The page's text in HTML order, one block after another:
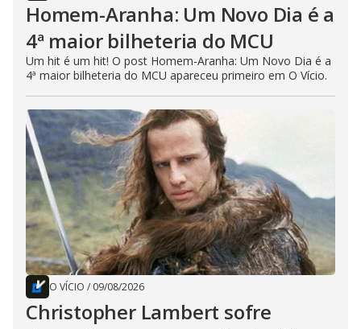
Homem-Aranha: Um Novo Dia é a
4ª maior bilheteria do MCU
Um hit é um hit! O post Homem-Aranha: Um Novo Dia é a
4ª maior bilheteria do MCU apareceu primeiro em O Vício.
O VÍCIO / 09/08/2026
Christopher Lambert sofre